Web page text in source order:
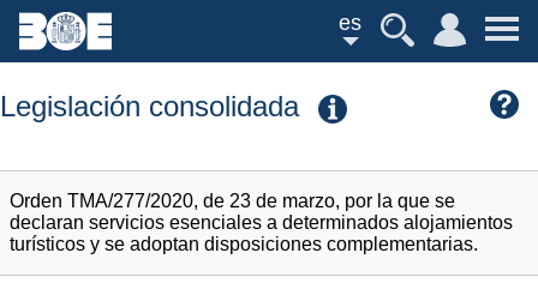
es
Legislación consolidada
Orden TMA/277/2020, de 23 de marzo, por la que se
declaran servicios esenciales a determinados alojamientos
turísticos y se adoptan disposiciones complementarias.